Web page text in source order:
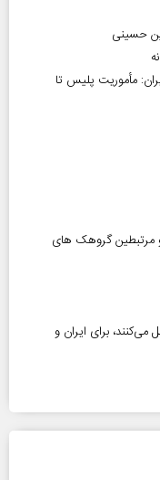
مأموریت پلیس تا
شاخص و مرتبطین گروهک های
برای ایران و